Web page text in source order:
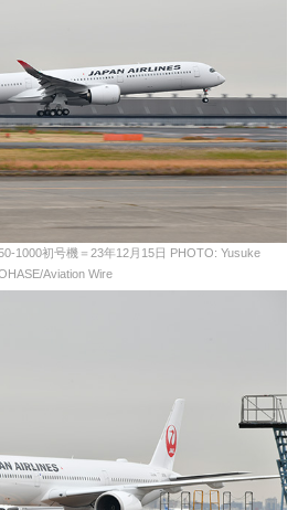
1000初号機＝23年12月15日 PHOTO: Yusuke
Aviation Wire